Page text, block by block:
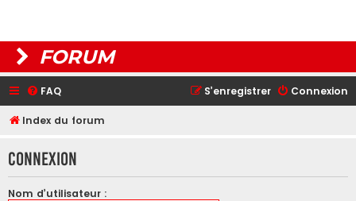
FORUM
FAQ Connexion
S’enregistrer
Index du forum
Connexion
Nom d’utilisateur :